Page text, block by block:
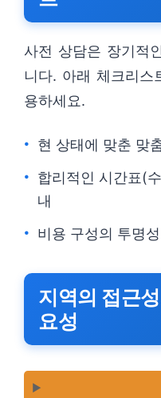
사전 상담은 장기적
니다. 아래 체크리스
용하세요.
현 상태에 맞춘 맞
합리적인 시간표(
내
비용 구성의 투명
지역의 접근
요성
▶️